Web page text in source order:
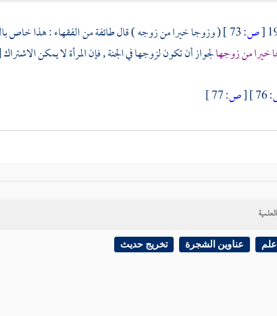
[ص: ( وزوجا خيرا من زوجه ) قال طائفة من الفقهاء : هذا خاص
خيرا من زوجهالجواز أن تكون لزوجها في الجنة , فإن المرأة لا يمكن الاشتراك
[ص:
عناوين الشجرة تخريج حديث